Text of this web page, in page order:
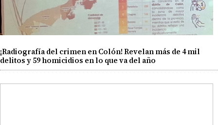
¡Radiografía del crimen en Colón! Revelan más de 4 mil
delitos y 59 homicidios en lo que va del año